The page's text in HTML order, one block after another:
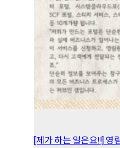
[제가 하는 일은요!!] 영